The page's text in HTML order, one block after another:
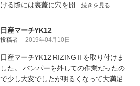
ける際には裏蓋に穴を開.. 続きを見る
日産マーチYK12
投稿者 2019年04月10日
日産マーチYK12 RIZINGⅡを取り付けま
した。 バンパーを外しての作業だったの
で少し大変でしたが明るくなって大満足